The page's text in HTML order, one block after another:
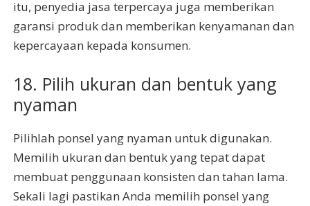
itu, penyedia jasa terpercaya juga memberikan
garansi produk dan memberikan kenyamanan dan
kepercayaan kepada konsumen.
18. Pilih ukuran dan bentuk yang
nyaman
Pilihlah ponsel yang nyaman untuk digunakan.
Memilih ukuran dan bentuk yang tepat dapat
membuat penggunaan konsisten dan tahan lama.
Sekali lagi pastikan Anda memilih ponsel yang